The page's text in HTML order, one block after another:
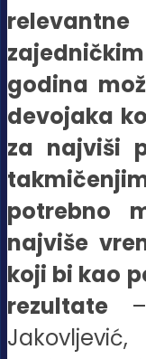
godina
devojaka
za najviši
potrebno
najviše
koji bi kao
rezultate –